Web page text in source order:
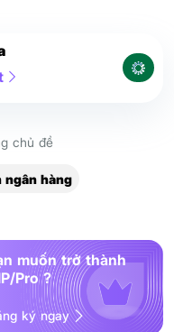
chủ đề
ngân hàng
muốn trở thành
Pro ?
ký ngay